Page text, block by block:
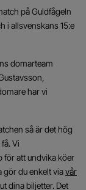
på Guldfågeln
i allsvenskans 15:e
domarteam
har vi
så är det hög
Vi
för att undvika köer
gör du enkelt viavår
dina biljetter. Det